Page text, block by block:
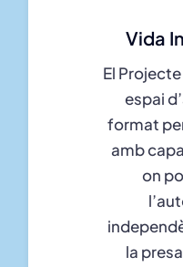
Vida
El
espai
format
amb
on
la